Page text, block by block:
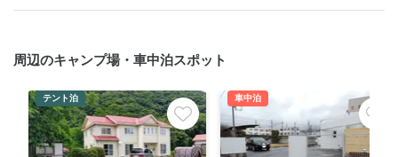
周辺のキャンプ場・車中泊スポット
テント泊 車中泊